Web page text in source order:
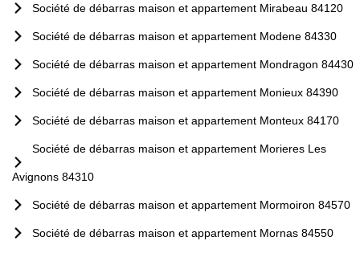
Société de débarras maison et appartement Mirabeau 84120
Société de débarras maison et appartement Modene 84330
Société de débarras maison et appartement Mondragon 84430
Société de débarras maison et appartement Monieux 84390
Société de débarras maison et appartement Monteux 84170
Société de débarras maison et appartement Morieres Les
Avignons 84310
Société de débarras maison et appartement Mormoiron 84570
Société de débarras maison et appartement Mornas 84550